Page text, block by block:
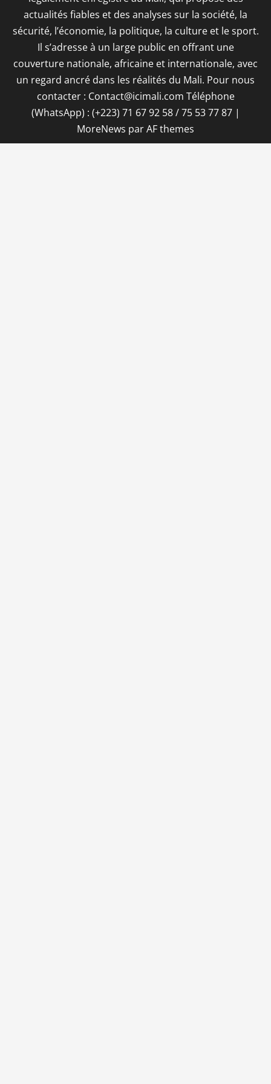
actualités fiables et des analyses sur la société, la
sécurité, l’économie, la politique, la culture et le sport.
Il s’adresse à un large public en offrant une
couverture nationale, africaine et internationale, avec
un regard ancré dans les réalités du Mali. Pour nous
contacter : Contact@icimali.com Téléphone
(WhatsApp) : (+223) 71 67 92 58 / 75 53 77 87 |
MoreNews par AF themes